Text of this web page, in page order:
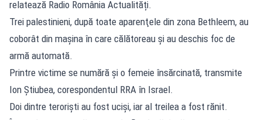
relatează Radio România Actualități.
Trei palestinieni, după toate aparenţele din zona Bethleem, au
coborât din maşina în care călătoreau şi au deschis foc de
armă automată.
Printre victime se numără şi o femeie însărcinată, transmite
Ion Ştiubea, corespondentul RRA în Israel.
Doi dintre terorişti au fost ucişi, iar al treilea a fost rănit.